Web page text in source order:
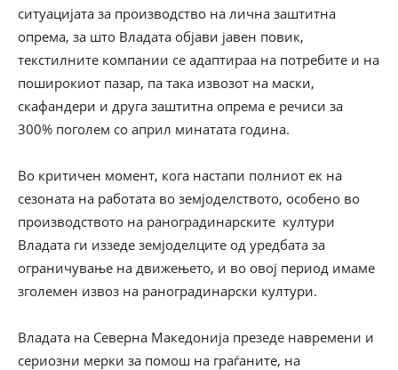
ситуацијата за производство на лична заштитна
опрема, за што Владата објави јавен повик,
текстилните компании се адаптираа на потребите и на
поширокиот пазар, па така извозот на маски,
скафандери и друга заштитна опрема е речиси за
300% поголем со април минатата година.
Во критичен момент, кога настапи полниот ек на
сезоната на работата во земјоделството, особено во
производството на раноградинарските култури
Владата ги иззеде земјоделците од уредбата за
ограничување на движењето, и во овој период имаме
зголемен извоз на раноградинарски култури.
Владата на Северна Македонија презеде навремени и
сериозни мерки за помош на граѓаните, на